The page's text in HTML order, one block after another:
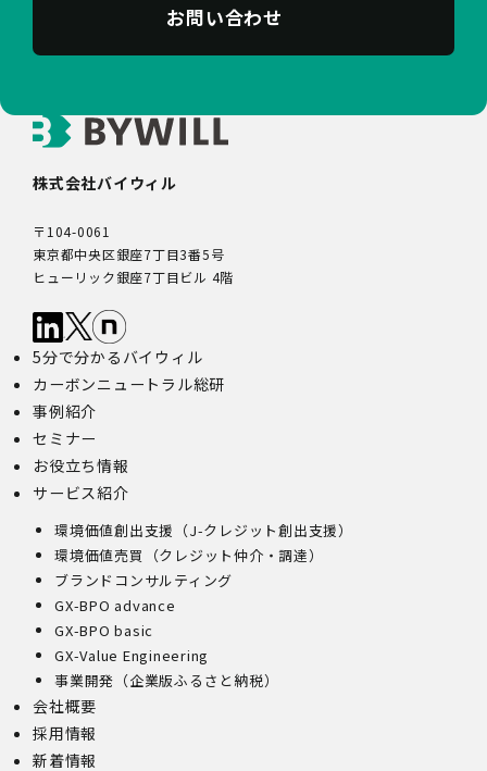
お問い合わせ
株式会社バイウィル
〒104-0061
東京都中央区銀座7丁目3番5号
ヒューリック銀座7丁目ビル 4階
5分で分かるバイウィル
カーボンニュートラル総研
事例紹介
セミナー
お役立ち情報
サービス紹介
環境価値創出支援（J-クレジット創出支援）
環境価値売買（クレジット仲介・調達）
ブランドコンサルティング
GX-BPO advance
GX-BPO basic
GX-Value Engineering
事業開発（企業版ふるさと納税）
会社概要
採用情報
新着情報